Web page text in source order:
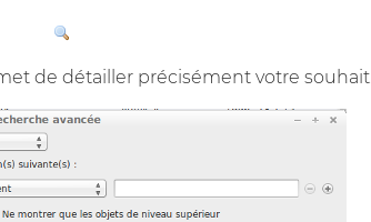
de détailler précisément votre souhait.